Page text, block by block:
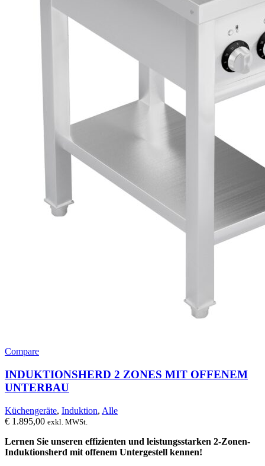
Compare
INDUKTIONSHERD 2 ZONES MIT OFFENEM
UNTERBAU
Küchengeräte, Induktion, Alle
€ 1.895,00 exkl. MWSt.
Lernen Sie unseren effizienten und leistungsstarken 2-Zonen-
Induktionsherd mit offenem Untergestell kennen!